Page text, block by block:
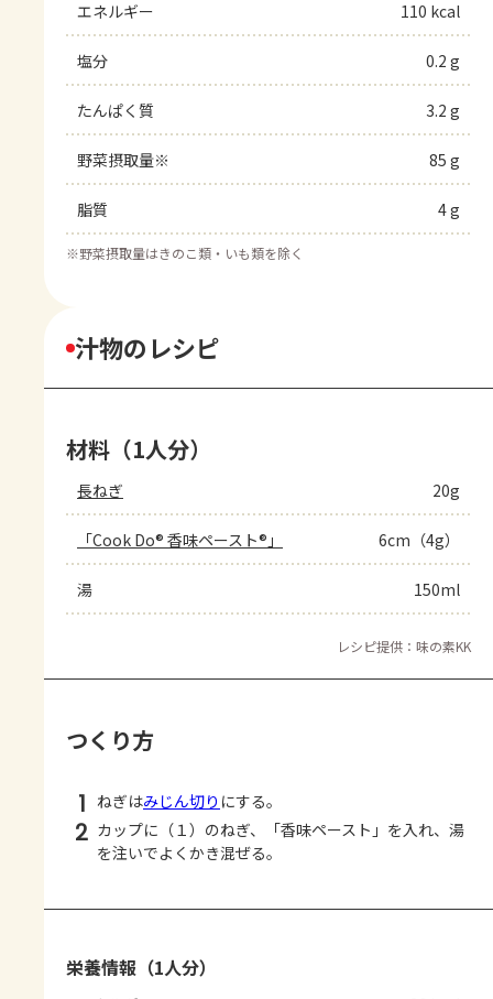
エネルギー 110 kcal
塩分 0.2 g
たんぱく質 3.2 g
野菜摂取量※ 85 g
脂質 4 g
※野菜摂取量はきのこ類・いも類を除く
汁物のレシピ
材料（1人分）
長ねぎ 20g
「Cook Do® 香味ペースト®」 6cm（4g）
湯 150ml
レシピ提供：味の素KK
つくり方
1 ねぎはみじん切り にする。
2 カップに（１）のねぎ、「香味ペースト」を入れ、湯
を注いでよくかき混ぜる。
栄養情報（1人分）